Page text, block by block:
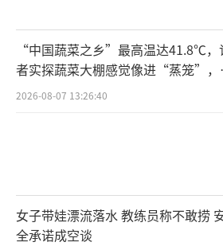
“中国蔬菜之乡”最高温达41.8℃，
者实探蔬菜大棚感觉像进“蒸笼”，
村民称只能凌晨两点起来干活
2026-08-07 13:26:40
女子带娃漂流落水 教练员称不敢捞
全承诺成空谈